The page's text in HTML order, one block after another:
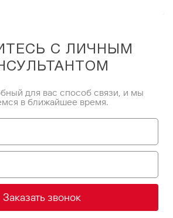
С ЛИЧНЫМ
для вас способ связи, и мы
в ближайшее время.
Заказать звонок